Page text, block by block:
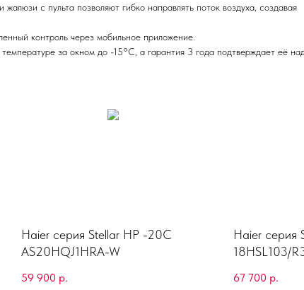
с пульта позволяют гибко направлять поток воздуха, создавая
контроль через мобильное приложение.
за окном до -15°C, а гарантия 3 года подтверждает её
Haier серия Stellar HP -20C
AS20HQJ1HRA-W
59 900 р.
Haier серия
18HSL103/
67 700 р.